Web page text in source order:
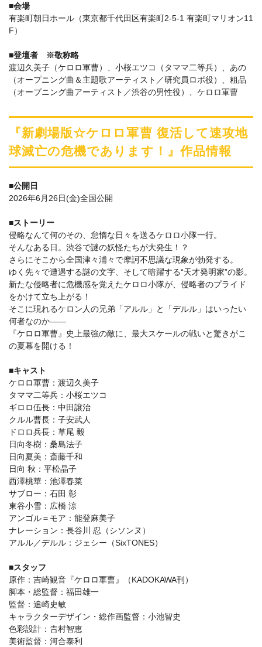
■会場
有楽町朝日ホール（東京都千代田区有楽町2-5-1 有楽町マリオン11
F）
■登壇者 ※敬称略
渡辺久美子（ケロロ軍曹）、小桜エツコ（タママ二等兵）、あの
（オープニング曲＆主題歌アーティスト／研究員ロボ役）、粗品
（オープニング曲アーティスト／渋谷の男性役）、ケロロ軍曹
『新劇場版☆ケロロ軍曹 復活して速攻地
球滅亡の危機であります！』作品情報
■公開日
2026年6月26日(金)全国公開
■ストーリー
侵略なんて何のその、怠惰な日々を送るケロロ小隊一行。
そんなある日。渋谷で謎の妖怪たちが大発生！？
さらにそこから全国津々浦々で摩訶不思議な現象が勃発する。
ゆく先々で遭遇する謎の文字、そして暗躍する“天才発明家”の影。
新たな侵略者に危機感を覚えたケロロ小隊が、侵略者のプライド
をかけて立ち上がる！
そこに現れるケロン人の兄弟「アルル」と「デルル」はいったい
何者なのか――
『ケロロ軍曹』史上最強の敵に、最大スケールの戦いと驚きがこ
の夏幕を開ける！
■キャスト
ケロロ軍曹：渡辺久美子
タママ二等兵：小桜エツコ
ギロロ伍長：中田譲治
クルル曹長：子安武人
ドロロ兵長：草尾 毅
日向冬樹：桑島法子
日向夏美：斎藤千和
日向 秋：平松晶子
西澤桃華：池澤春菜
サブロー：石田 彰
東谷小雪：広橋 涼
アンゴル＝モア：能登麻美子
ナレーション：長谷川 忍（シソンヌ）
アルル／デルル：ジェシー（SixTONES）
■スタッフ
原作：吉崎観音『ケロロ軍曹』（KADOKAWA刊）
脚本・総監督：福田雄一
監督：追崎史敏
キャラクターデザイン・総作画監督：小池智史
色彩設計：𠮷村智恵
美術監督：河合泰利